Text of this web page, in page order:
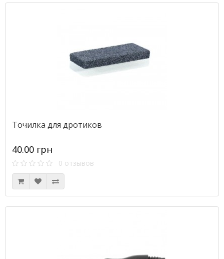
Точилка для дротиков
40.00 грн
0 отзывов